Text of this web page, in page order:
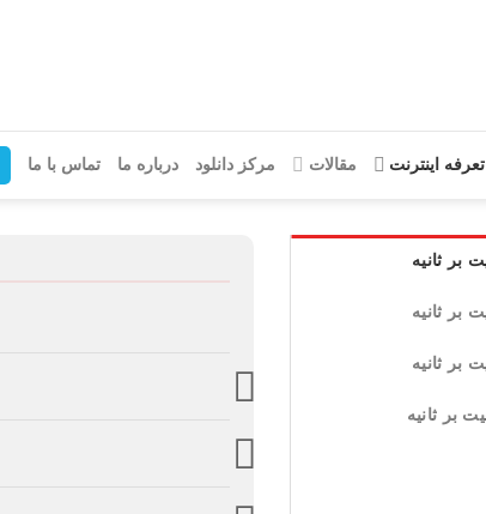
تعرفه اینترنت مقالات مرکز دانلود درباره ما تماس با ما